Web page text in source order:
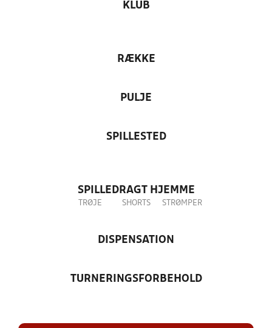
KLUB
RÆKKE
PULJE
SPILLESTED
SPILLEDRAGT HJEMME
TRØJE SHORTS STRØMPER
DISPENSATION
TURNERINGSFORBEHOLD